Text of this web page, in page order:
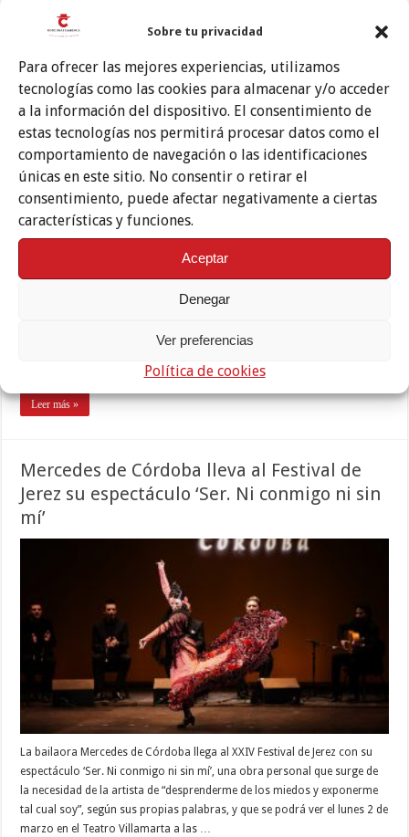
Sobre tu privacidad
Para ofrecer las mejores experiencias, utilizamos
tecnologías como las cookies para almacenar y/o acceder
a la información del dispositivo. El consentimiento de
estas tecnologías nos permitirá procesar datos como el
comportamiento de navegación o las identificaciones
únicas en este sitio. No consentir o retirar el
consentimiento, puede afectar negativamente a ciertas
características y funciones.
Aceptar
Denegar
Ver preferencias
Política de cookies
El Festival de Jerez, pospuesto a mayo
La 25 edición del Festival de Jerez, certamen dedicado al baile flamenco y
español, tendrá lugar entre el 6 y el 22 de mayo de 2021. Tal y como
organización del festival, este aplazamiento obedece a las restricciones
internacionales -provocadas por los rebrotes del Covid 19- que
Leer más »
Mercedes de Córdoba lleva al Festival de
Jerez su espectáculo ‘Ser. Ni conmigo ni sin
mí’
La bailaora Mercedes de Córdoba llega al XXIV Festival de Jerez con su
espectáculo ‘Ser. Ni conmigo ni sin mí’, una obra personal que surge de
la necesidad de la artista de “desprenderme de los miedos y exponerme
tal cual soy”, según sus propias palabras, y que se podrá ver el lunes 2 de
marzo en el Teatro Villamarta a las …